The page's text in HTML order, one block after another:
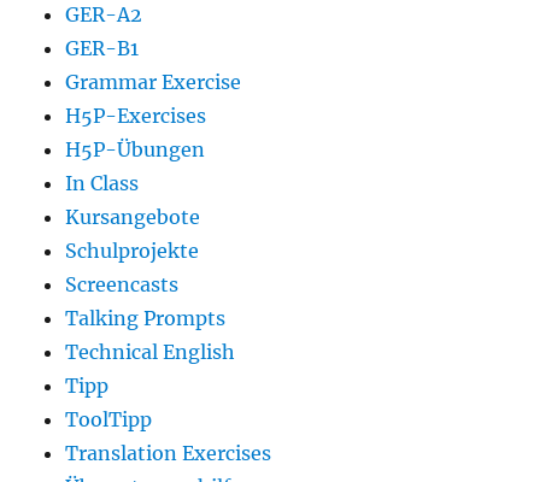
GER-A2
GER-B1
Grammar Exercise
H5P-Exercises
H5P-Übungen
In Class
Kursangebote
Schulprojekte
Screencasts
Talking Prompts
Technical English
Tipp
ToolTipp
Translation Exercises